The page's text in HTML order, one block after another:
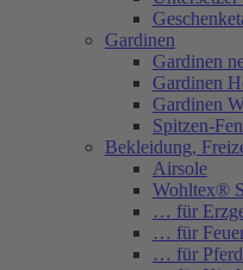
Gardinen
Gardinen
Gardinen
Gardinen
Spitzen-
Bekleidung,
Airsole
Wohltex®
… für
… für
… für